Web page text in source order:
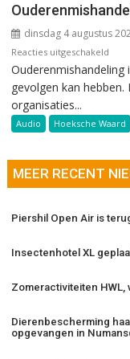
dinsdag 4 augustus
Reacties uitgeschakeld
gevolgen kan hebben.
organisaties...
Audio Hoeksche Waard
MEER RECENT
Piershil Open Air is
Insectenhotel XL
Zomeractiviteiten
Dierenbescherming
opgevangen in